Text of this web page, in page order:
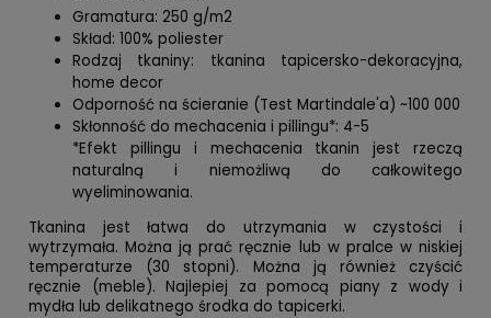
Gramatura: 250 g/m2
Skład: 100% poliester
Rodzaj tkaniny: tkanina tapicersko-dekoracyjna,
home decor
Odporność na ścieranie (Test Martindale'a) ~100 000
Skłonność do mechacenia i pillingu*: 4-5
*Efekt pillingu i mechacenia tkanin jest rzeczą
naturalną i niemożliwą do całkowitego
wyeliminowania.
Tkanina jest łatwa do utrzymania w czystości i
wytrzymała. Można ją prać ręcznie lub w pralce w niskiej
temperaturze (30 stopni). Można ją również czyścić
ręcznie (meble). Najlepiej za pomocą piany z wody i
mydła lub delikatnego środka do tapicerki.